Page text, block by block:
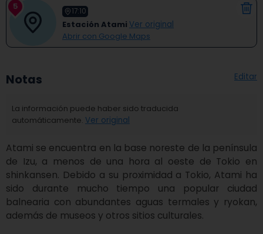
5 17:10
Estación Atami Ver original
Abrir con Google Maps
Notas Editar
La información puede haber sido traducida
automáticamente. Ver original
Atami se encuentra en la base noreste de la península
de Izu, a menos de una hora al oeste de Tokio en
shinkansen. Debido a su proximidad a Tokio, Atami ha
sido durante mucho tiempo una popular ciudad
balnearia con abundantes aguas termales y ryokan,
además de museos y otros sitios culturales.